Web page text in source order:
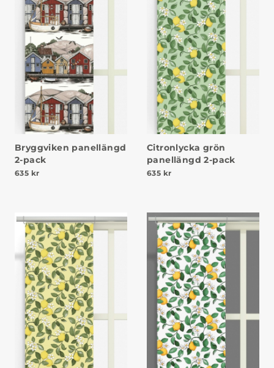
Bryggviken panellängd
2-pack
635 kr
Citronlycka grön
panellängd 2-pack
635 kr